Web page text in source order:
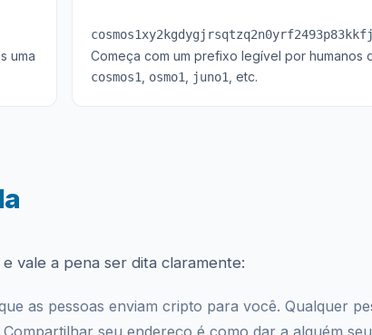
uma
Começa com um prefixo legível por humanos
cosmos1 osmo1 juno1 , etc.
vale a pena ser dita claramente:
as pessoas enviam cripto para você. Qualquer
seu endereço é como dar a alguém